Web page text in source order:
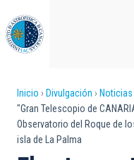
al
contenido
principal
Sobrescribir
enlaces
de
Inicio Divulgación Noticias
"Gran Telescopio de
Observatorio del Roque de
isla de La Palma